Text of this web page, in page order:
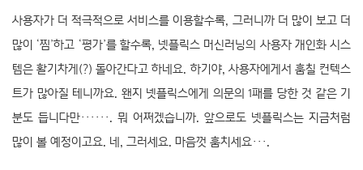
사용자가 더 적극적으로 서비스를 이용할수록, 그러니까 더 많이 보고 더
많이 ‘찜’하고 ‘평가’를 할수록, 넷플릭스 머신러닝의 사용자 개인화 시스
템은 활기차게(?) 돌아간다고 하네요. 하기야, 사용자에게서 훔칠 컨텍스
트가 많아질 테니까요. 왠지 넷플릭스에게 의문의 1패를 당한 것 같은 기
분도 듭니다만······. 뭐 어쩌겠습니까. 앞으로도 넷플릭스는 지금처럼
많이 볼 예정이고요. 네, 그러세요. 마음껏 훔치세요···.